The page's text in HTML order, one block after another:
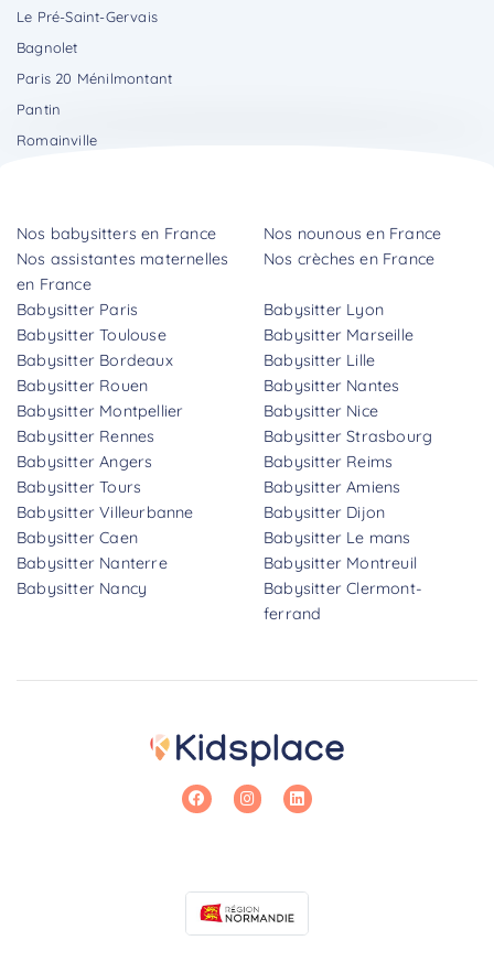
Le Pré-Saint-Gervais
Bagnolet
Paris 20 Ménilmontant
Pantin
Romainville
Nos babysitters en France
Nos nounous en France
Nos assistantes maternelles
en France
Nos crèches en France
Babysitter Paris
Babysitter Lyon
Babysitter Toulouse
Babysitter Marseille
Babysitter Bordeaux
Babysitter Lille
Babysitter Rouen
Babysitter Nantes
Babysitter Montpellier
Babysitter Nice
Babysitter Rennes
Babysitter Strasbourg
Babysitter Angers
Babysitter Reims
Babysitter Tours
Babysitter Amiens
Babysitter Villeurbanne
Babysitter Dijon
Babysitter Caen
Babysitter Le mans
Babysitter Nanterre
Babysitter Montreuil
Babysitter Nancy
Babysitter Clermont-
ferrand